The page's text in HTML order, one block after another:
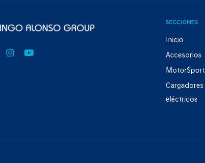
SECCIONES
Inicio
Accesorios
MotorSport
Cargadores
eléctricos